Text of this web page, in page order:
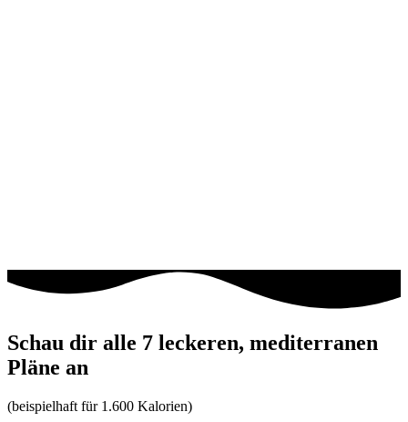
Schau dir alle 7 leckeren, mediterranen
Pläne an
(beispielhaft für 1.600 Kalorien)